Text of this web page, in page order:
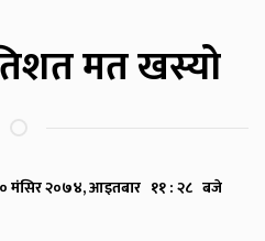
मत खस्यो
मंसिर २०७४, आइतबार ११ : २८ बजे